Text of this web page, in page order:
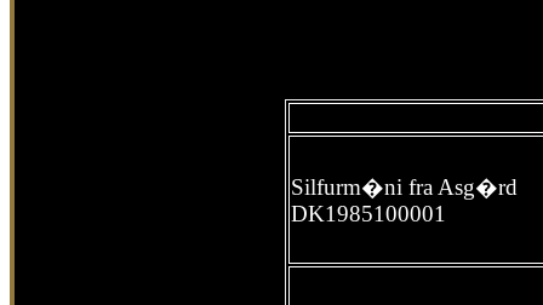
Silfurm�ni fra Asg�rd
DK1985100001